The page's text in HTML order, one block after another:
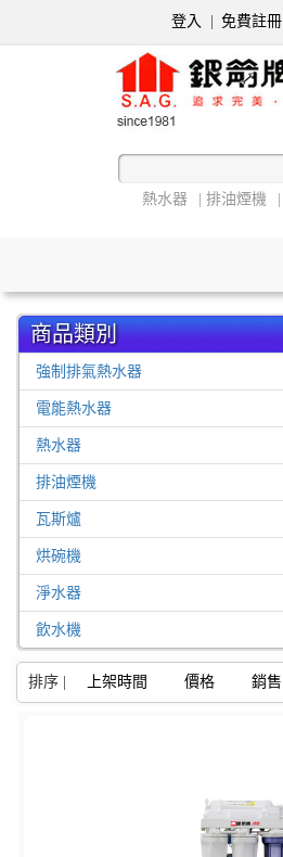
登入 免費註冊
熱水器 排油煙機
商品類別
強制排氣熱水器
電能熱水器
熱水器
排油煙機
瓦斯爐
烘碗機
淨水器
飲水機
排序 | 上架時間 價格 銷售